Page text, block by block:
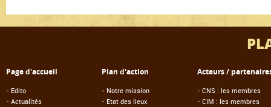
Page d'accueil
- Edito
- Actualités
Plan d'action
- Notre mission
- Etat des lieux
Acteurs /
- CNS : les membres
- CIM : les membres